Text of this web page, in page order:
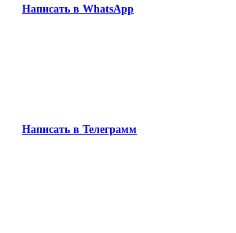
Написать в WhatsApp
Написать в Телеграмм